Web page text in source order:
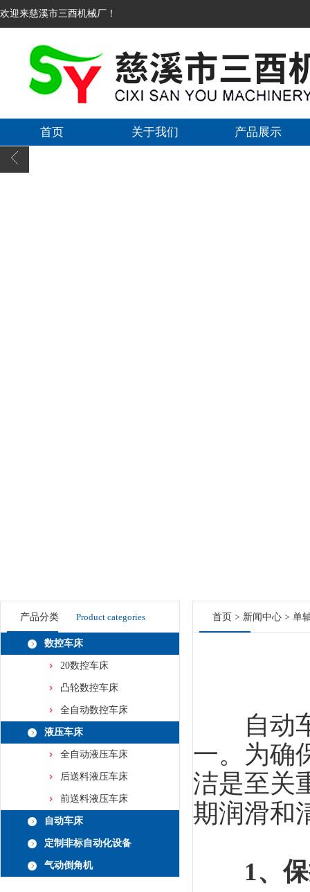
欢迎来慈溪市三酉机械厂！
首页 关于我们 产品展示
产品分类 Product categories
数控车床
20数控车床
凸轮数控车床
全自动数控车床
液压车床
全自动液压车床
后送料液压车床
前送料液压车床
自动车床
定制非标自动化设备
气动倒角机
首页 > 新闻中心 > 单
自动车
一。为确
洁是至关
期润滑和
1、